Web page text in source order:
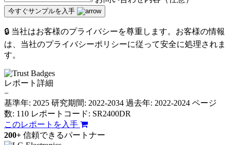
今すぐサンプルを入手
🔒 当社はお客様のプライバシーを尊重します。お客様の情報
は、当社のプライバシーポリシーに従って安全に処理されま
す。
レポート詳細
−
基準年: 2025 研究期間: 2022-2034 過去年: 2022-2024 ページ
数: 110 レポートコード: SR2400DR
このレポートを入手
200+ 信頼できるパートナー